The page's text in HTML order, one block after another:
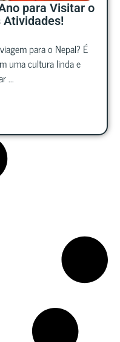
para Visitar o
Atividades!
para o Nepal? É
uma cultura linda e
...